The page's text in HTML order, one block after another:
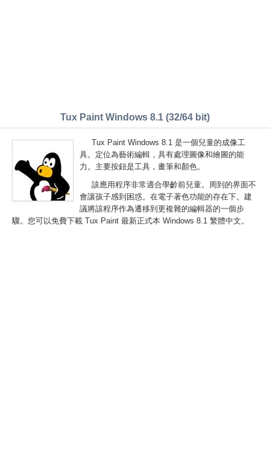
Tux Paint Windows 8.1 (32/64 bit)
Tux Paint Windows 8.1 是一個兒童的成像工
具。定位為藝術編輯，具有處理圖像和繪圖的能
力。主要按鈕是工具，畫筆和顏色。
該應用程序非常適合學齡前兒童。周到的界面不
會讓孩子感到困惑。在電子著色功能的存在下。建
議將該程序作為遷移到更複雜的編輯器的一個步
驟。您可以免費下載 Tux Paint 最新正式本 Windows 8.1 繁體中文。